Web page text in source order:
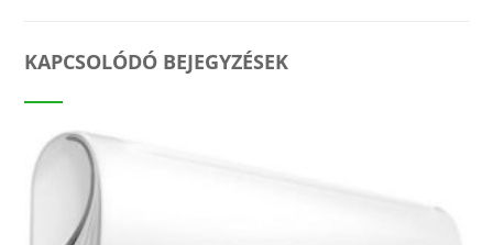
KAPCSOLÓDÓ BEJEGYZÉSEK